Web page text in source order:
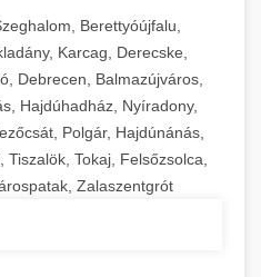
Berettyóújfalu,
Karcag, Derecske,
Debrecen, Balmazújváros,
Hajdúhadház, Nyíradony,
Polgár, Hajdúnánás,
Tokaj, Felsőzsolca,
Zalaszentgrót